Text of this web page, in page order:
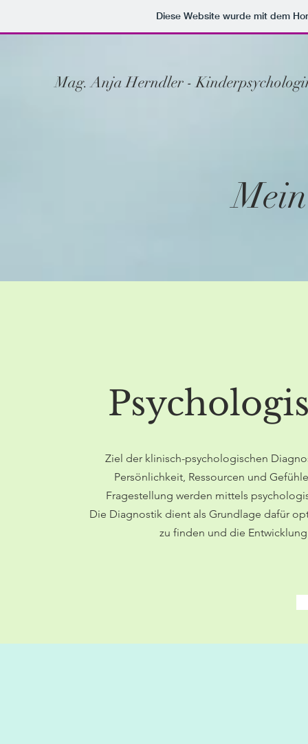
Diese Website wurde mit dem
Mag. Anja Herndler -
Ziel der klinisch-psychologischen
Persönlichkeit, Ressourcen und
Fragestellung werden mittels
Die Diagnostik dient als Grundlage dafür
zu finden und die